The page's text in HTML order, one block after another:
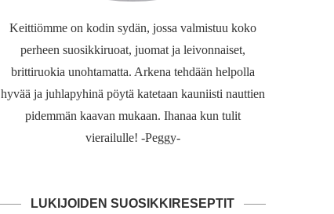
Keittiömme on kodin sydän, jossa valmistuu koko
perheen suosikkiruoat, juomat ja leivonnaiset,
brittiruokia unohtamatta. Arkena tehdään helpolla
hyvää ja juhlapyhinä pöytä katetaan kauniisti nauttien
pidemmän kaavan mukaan. Ihanaa kun tulit
vierailulle! -Peggy-
LUKIJOIDEN SUOSIKKIRESEPTIT